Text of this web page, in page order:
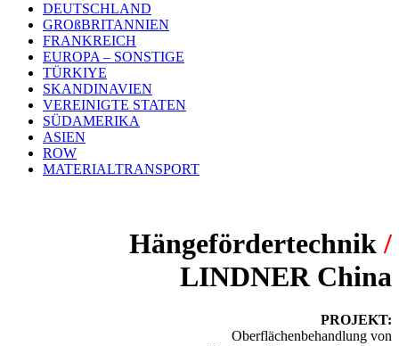
DEUTSCHLAND
GROßBRITANNIEN
FRANKREICH
EUROPA – SONSTIGE
TÜRKIYE
SKANDINAVIEN
VEREINIGTE STATEN
SÜDAMERIKA
ASIEN
ROW
MATERIALTRANSPORT
Hängefördertechnik /
LINDNER China
PROJEKT:
Oberflächenbehandlung von